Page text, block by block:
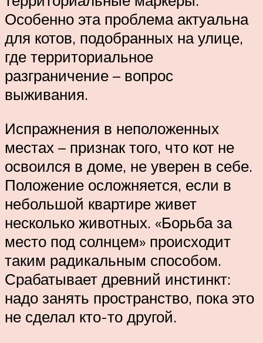
Особенно эта проблема актуальна
для котов, подобранных на улице,
где территориальное
разграничение – вопрос
выживания.
Испражнения в неположенных
местах – признак того, что кот не
освоился в доме, не уверен в себе.
Положение осложняется, если в
небольшой квартире живет
несколько животных. «Борьба за
место под солнцем» происходит
таким радикальным способом.
Срабатывает древний инстинкт:
надо занять пространство, пока это
не сделал кто-то другой.